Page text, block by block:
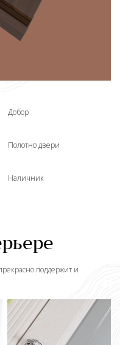
Добор
Полотно двери
Наличник
поддержит и